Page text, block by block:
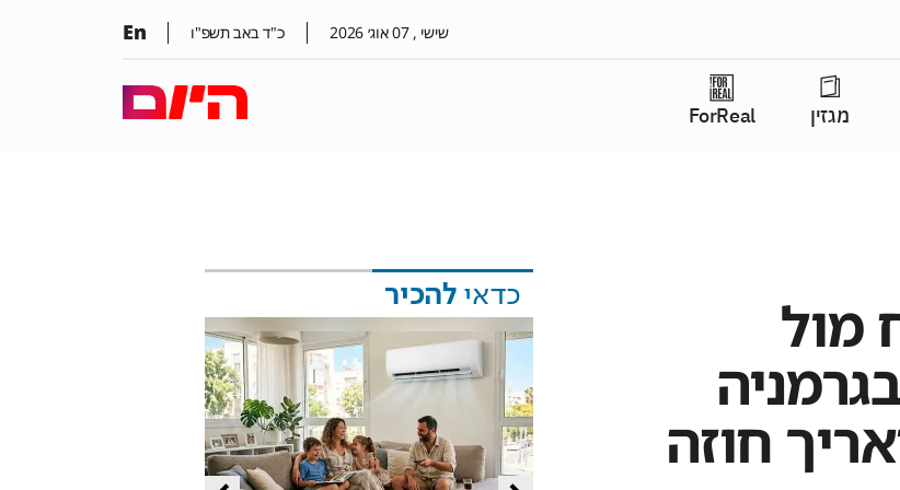
שישי , 07אוג׳ 2026 כ"ד באב תשפ"ו En
מגזין ForReal
מול
חוזה
כדאי להכיר